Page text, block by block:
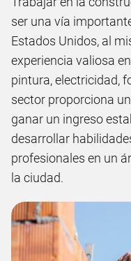
ser una vía
Estados Unidos, al
experiencia valiosa
pintura, electricidad,
sector proporciona
ganar un ingreso
desarrollar
profesionales en un
la ciudad.